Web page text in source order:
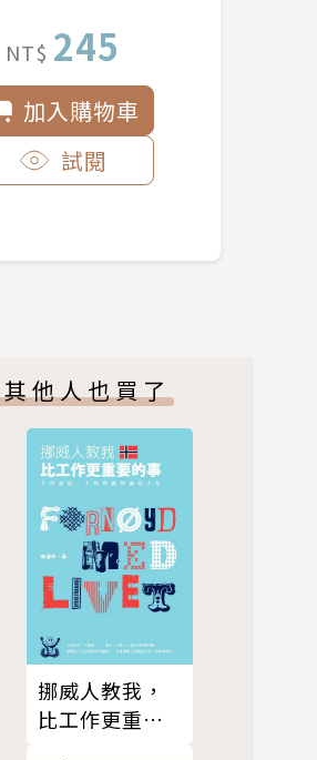
NT$ 245
加入購物車
試閱
其他人也買了
挪威人教我，
比工作更重要